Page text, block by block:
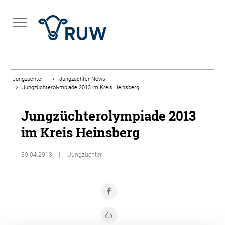
Jungzüchter
Jungzüchter-News
Jungzüchterolympiade 2013 im Kreis Heinsberg
Jungzüchterolympiade 2013
im Kreis Heinsberg
30.04.2013 Jungzüchter